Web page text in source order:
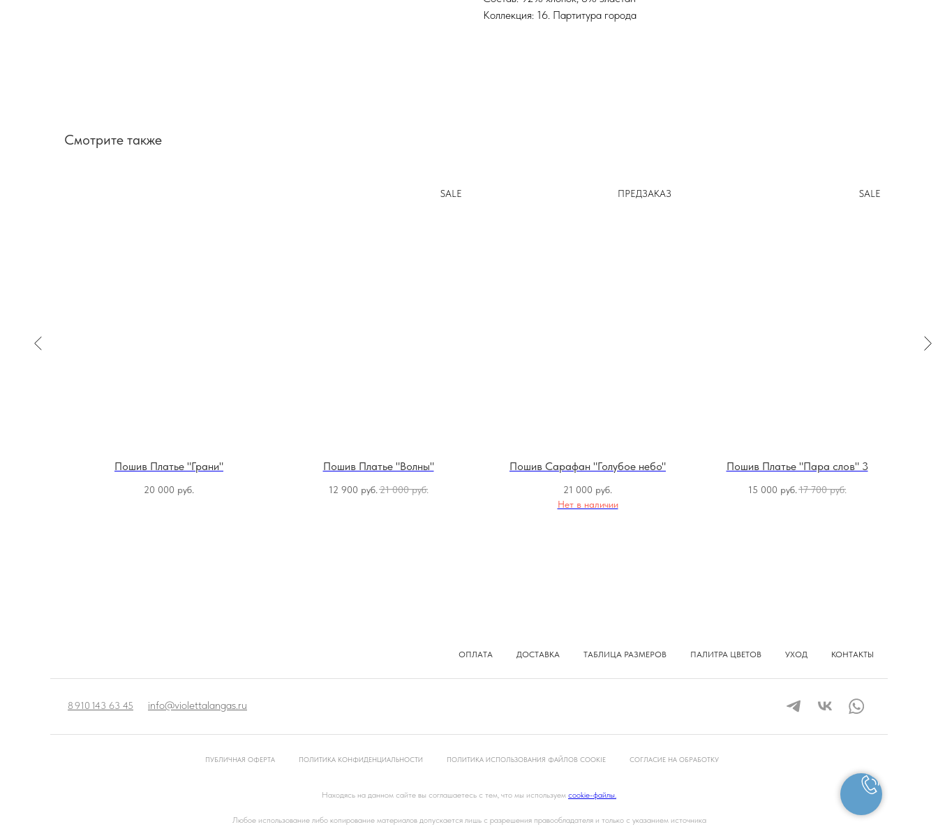
Коллекция: 16. Партитура города
Смотрите также
Пошив Платье "Грани"
20 000 руб.
SALE
Пошив Платье "Волны"
12 900 руб. 21 000 руб.
ПРЕДЗАКАЗ
Пошив Сарафан "Голубое небо"
21 000 руб.
Нет в наличии
SALE
Пошив Платье "Пара слов" 3
15 000 руб. 17 700 руб.
ОПЛАТА ДОСТАВКА ТАБЛИЦА РАЗМЕРОВ ПАЛИТРА ЦВЕТОВ УХОД КОНТАКТЫ
8 910 143 63 45 info@violettalangas.ru
ПУБЛИЧНАЯ ОФЕРТА ПОЛИТИКА КОНФИДЕНЦИАЛЬНОСТИ ПОЛИТИКА ИСПОЛЬЗОВАНИЯ ФАЙЛОВ COOKIE СОГЛАСИЕ НА ОБРАБОТКУ
Находясь на данном сайте вы соглашаетесь с тем, что мы используем cookie-файлы.
Любое использование либо копирование материалов допускается лишь с разрешения правообладателя и только с указанием источника